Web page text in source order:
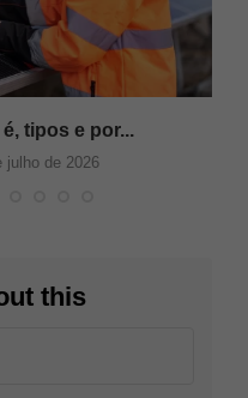
tipos e por...
julho de 2026
this